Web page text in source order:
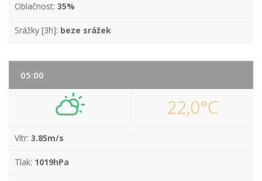
Oblačnost: 35%
Srážky [3h]: beze srážek
05:00
22,0°C
Vítr: 3.85m/s
Tlak: 1019hPa